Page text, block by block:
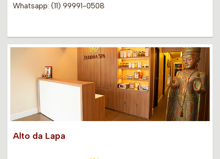
Whatsapp: (11) 99991-0508
Alto da Lapa